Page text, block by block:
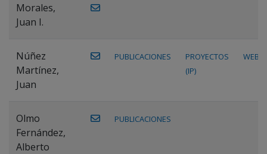
Morales,
Juan I.
Núñez
Martínez,
Juan
PUBLICACIONES
PROYECTOS
(IP)
WEB
Olmo
Fernández,
Alberto
PUBLICACIONES